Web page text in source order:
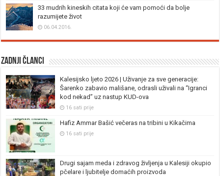
33 mudrih kineskih citata koji će vam pomoći da bolje
razumijete život
06.04.2016.
Zadnji članci
Kalesijsko ljeto 2026 | Uživanje za sve generacije:
Šarenko zabavio mališane, odrasli uživali na “Igranci
kod nekad” uz nastup KUD-ova
16 sati prije
Hafiz Ammar Bašić večeras na tribini u Kikačima
16 sati prije
Drugi sajam meda i zdravog življenja u Kalesiji okupio
pčelare i ljubitelje domaćih proizvoda